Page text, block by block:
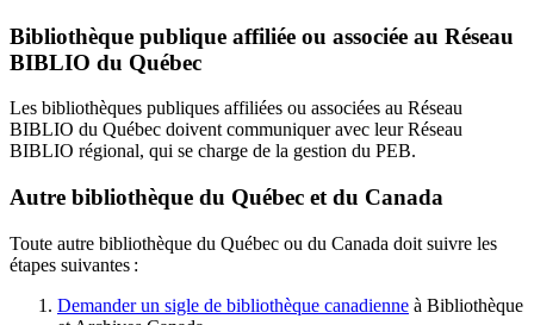
Bibliothèque publique affiliée ou associée au Réseau
BIBLIO du Québec
Les bibliothèques publiques affiliées ou associées au Réseau
BIBLIO du Québec doivent communiquer avec leur Réseau
BIBLIO régional, qui se charge de la gestion du PEB.
Autre bibliothèque du Québec et du Canada
Toute autre bibliothèque du Québec ou du Canada doit suivre les
étapes suivantes :
Demander un sigle de bibliothèque canadienne à Bibliothèque